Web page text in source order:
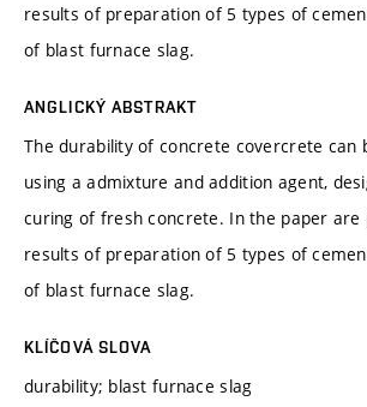
results of preparation of 5 types of
of blast furnace slag.
ANGLICKÝ ABSTRAKT
The durability of concrete covercrete can
using a admixture and addition agent,
curing of fresh concrete. In the paper are
results of preparation of 5 types of
of blast furnace slag.
KLÍČOVÁ SLOVA
durability; blast furnace slag